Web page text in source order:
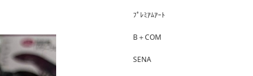
ﾌﾟﾚﾐｱﾑｱｰﾄ
B＋COM
SENA